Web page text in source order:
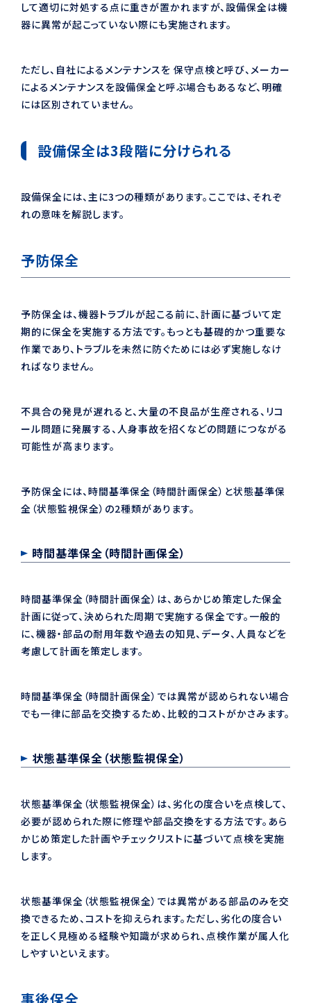
して適切に対処する点に重きが置かれますが、設備保全は機
器に異常が起こっていない際にも実施されます。
ただし、自社によるメンテナンスを 保守点検と呼び、メーカー
によるメンテナンスを設備保全と呼ぶ場合もあるなど、明確
には区別されていません。
設備保全は3段階に分けられる
設備保全には、主に3つの種類があります。ここでは、それぞ
れの意味を解説します。
予防保全
予防保全は、機器トラブルが起こる前に、計画に基づいて定
期的に保全を実施する方法です。もっとも基礎的かつ重要な
作業であり、トラブルを未然に防ぐためには必ず実施しなけ
ればなりません。
不具合の発見が遅れると、大量の不良品が生産される、リコ
ール問題に発展する、人身事故を招くなどの問題につながる
可能性が高まります。
予防保全には、時間基準保全（時間計画保全）と状態基準保
全（状態監視保全）の2種類があります。
時間基準保全（時間計画保全）
時間基準保全（時間計画保全）は、あらかじめ策定した保全
計画に従って、決められた周期で実施する保全です。一般的
に、機器・部品の耐用年数や過去の知見、データ、人員などを
考慮して計画を策定します。
時間基準保全（時間計画保全）では異常が認められない場合
でも一律に部品を交換するため、比較的コストがかさみます。
状態基準保全（状態監視保全）
状態基準保全（状態監視保全）は、劣化の度合いを点検して、
必要が認められた際に修理や部品交換をする方法です。あら
かじめ策定した計画やチェックリストに基づいて点検を実施
します。
状態基準保全（状態監視保全）では異常がある部品のみを交
換できるため、コストを抑えられます。ただし、劣化の度合い
を正しく見極める経験や知識が求められ、点検作業が属人化
しやすいといえます。